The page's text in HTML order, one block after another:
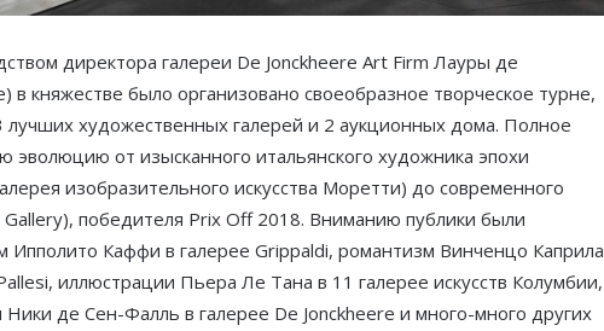
директора галереи De Jonckheere Art Firm Лауры де
в княжестве было организовано своеобразное творческое турне,
лучших художественных галерей и 2 аукционных дома. Полное
эволюцию от изысканного итальянского художника эпохи
изобразительного искусства Моретти) до современного
Gallery), победителя Prix Off 2018. Вниманию публики были
Ипполито Каффи в галерее Grippaldi, романтизм Винченцо Каприла
иллюстрации Пьера Ле Тана в 11 галерее искусств Колумбии,
де Сен-Фалль в галерее De Jonckheere и много-много других